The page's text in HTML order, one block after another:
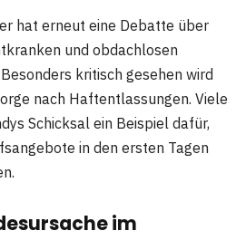
hat erneut eine Debatte über
und obdachlosen
kritisch gesehen wird
nach Haftentlassungen. Viele
Schicksal ein Beispiel dafür,
in den ersten Tagen
im